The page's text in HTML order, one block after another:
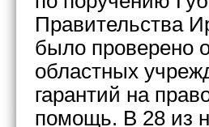
Правительства
было проверено
областных
гарантий на
помощь. В 28 из